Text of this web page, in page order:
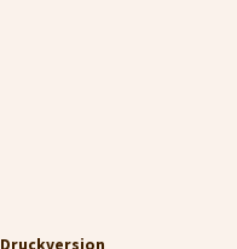
Druckversion